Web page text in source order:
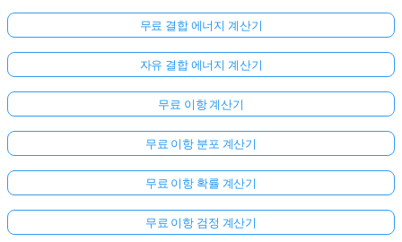
문
이
없
습
첫
번
째
질
문
무료 결합 에너지 계산기
자유 결합 에너지 계산기
무료 이항 계산기
무료 이항 분포 계산기
무료 이항 확률 계산기
무료 이항 검정 계산기